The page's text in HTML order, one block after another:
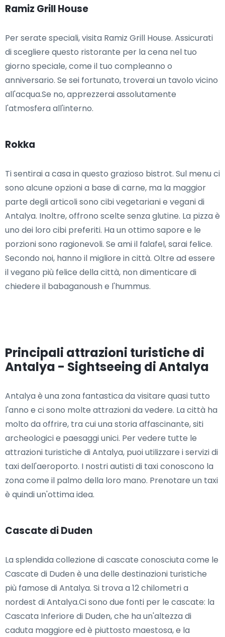
Ramiz Grill House
Per serate speciali, visita Ramiz Grill House. Assicurati
di scegliere questo ristorante per la cena nel tuo
giorno speciale, come il tuo compleanno o
anniversario. Se sei fortunato, troverai un tavolo vicino
all'acqua.Se no, apprezzerai assolutamente
l'atmosfera all'interno.
Rokka
Ti sentirai a casa in questo grazioso bistrot. Sul menu ci
sono alcune opzioni a base di carne, ma la maggior
parte degli articoli sono cibi vegetariani e vegani di
Antalya. Inoltre, offrono scelte senza glutine. La pizza è
uno dei loro cibi preferiti. Ha un ottimo sapore e le
porzioni sono ragionevoli. Se ami il falafel, sarai felice.
Secondo noi, hanno il migliore in città. Oltre ad essere
il vegano più felice della città, non dimenticare di
chiedere il babaganoush e l'hummus.
Principali attrazioni turistiche di
Antalya - Sightseeing di Antalya
Antalya è una zona fantastica da visitare quasi tutto
l'anno e ci sono molte attrazioni da vedere. La città ha
molto da offrire, tra cui una storia affascinante, siti
archeologici e paesaggi unici. Per vedere tutte le
attrazioni turistiche di Antalya, puoi utilizzare i servizi di
taxi dell'aeroporto. I nostri autisti di taxi conoscono la
zona come il palmo della loro mano. Prenotare un taxi
è quindi un'ottima idea.
Cascate di Duden
La splendida collezione di cascate conosciuta come le
Cascate di Duden è una delle destinazioni turistiche
più famose di Antalya. Si trova a 12 chilometri a
nordest di Antalya.Ci sono due fonti per le cascate: la
Cascata Inferiore di Duden, che ha un'altezza di
caduta maggiore ed è piuttosto maestosa, e la